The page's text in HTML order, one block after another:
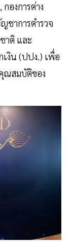
องการต่าง
ชาการตำรวจ
าติ และ
งิน (ปปง.) เพื่อ
ณสมบัติของ